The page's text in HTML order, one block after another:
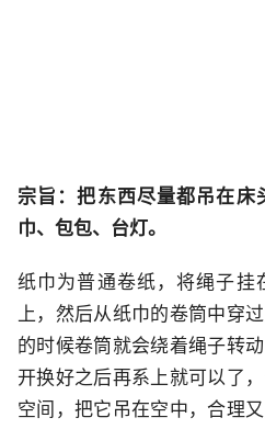
宗旨：把东西尽量都吊在床
巾、包包、台灯。
纸巾为普通卷纸，将绳子挂
上，然后从纸巾的卷筒中穿
的时候卷筒就会绕着绳子转
开换好之后再系上就可以了
空间，把它吊在空中，合理